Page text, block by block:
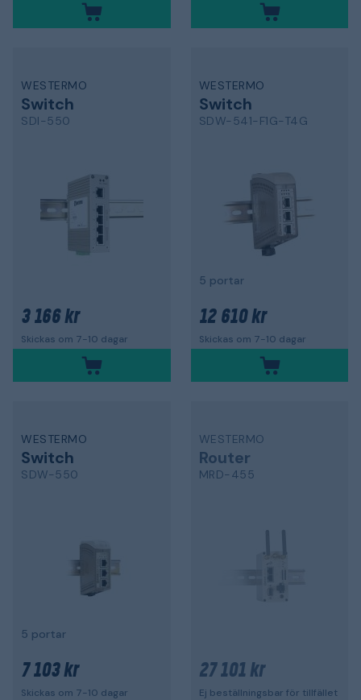
WESTERMO
Switch
SDI-550
3 166 kr
Skickas om 7-10 dagar
WESTERMO
Switch
SDW-541-F1G-T4G
5 portar
12 610 kr
Skickas om 7-10 dagar
WESTERMO
Switch
SDW-550
5 portar
7 103 kr
Skickas om 7-10 dagar
WESTERMO
Router
MRD-455
27 101 kr
Ej beställningsbar för tillfället